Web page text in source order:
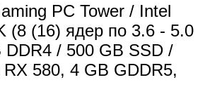
PC Tower / Intel
(8 (16) ядер по 3.6 - 5.0
DDR4 / 500 GB SSD /
580, 4 GB GDDR5,